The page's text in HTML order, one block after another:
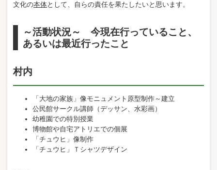
文化の本体として、自らの責任を果たしたいと思います。
～活動状況～ 今現在行っていること、
あるいは最近行ったこと
村内
「大地の家族」像モニュメント原型制作～建立
公民館サークル講師（デッサン、水彩画）
幼稚園での特別授業
博物館や自宅アトリエでの個展
「チュウヒ」像制作
「チュウヒ」Ｔシャツデザイン